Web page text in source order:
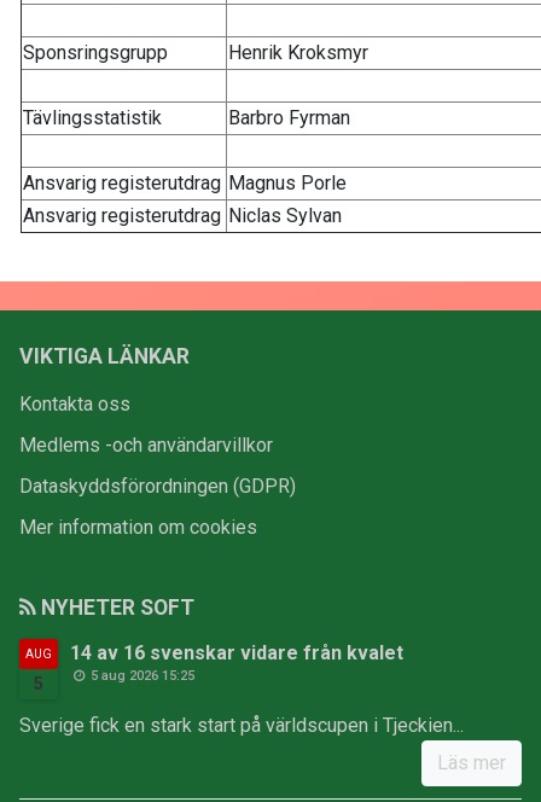
Sponsringsgrupp Henrik Kroksmyr
Tävlingsstatistik Barbro Fyrman
Ansvarig registerutdrag Magnus Porle
Ansvarig registerutdrag Niclas Sylvan
VIKTIGA LÄNKAR
Kontakta oss
Medlems -och användarvillkor
Dataskyddsförordningen (GDPR)
Mer information om cookies
NYHETER SOFT
AUG
5
14 av 16 svenskar vidare från kvalet
5 aug 2026 15:25
Sverige fick en stark start på världscupen i Tjeckien...
Läs mer